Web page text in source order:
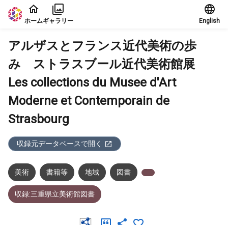
本文に飛ぶ
ホームギャラリー English
アルザスとフランス近代美術の歩
み ストラスブール近代美術館展
Les collections du Musee d'Art
Moderne et Contemporain de
Strasbourg
収録元データベースで開く
美術 書籍等 地域 図書
収録:三重県立美術館図書